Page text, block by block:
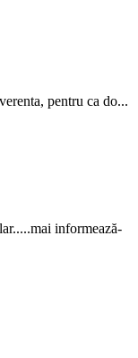
pentru ca do...
informează-